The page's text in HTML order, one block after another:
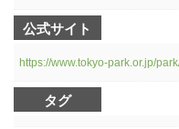
公式サイト
https://www.tokyo-park.or.jp/
タグ